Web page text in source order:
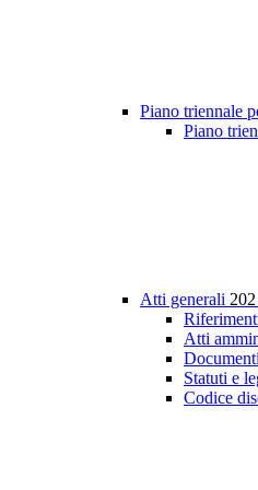
Piano triennale
Piano
Atti generali 202
Atti
Statuti e
Codice